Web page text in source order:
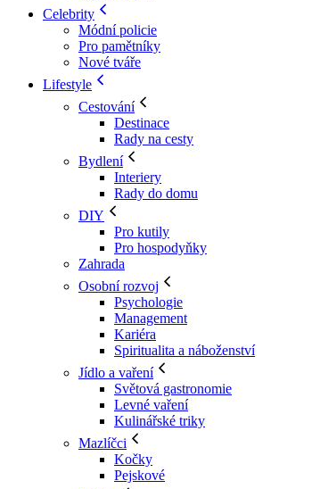
Celebrity
Módní policie
Pro pamětníky
Nové tváře
Lifestyle
Cestování
Destinace
Rady na cesty
Bydlení
Interiery
Rady do domu
DIY
Pro kutily
Pro hospodyňky
Zahrada
Osobní rozvoj
Psychologie
Management
Kariéra
Spiritualita a náboženství
Jídlo a vaření
Světová gastronomie
Levné vaření
Kulinářské triky
Mazlíčci
Kočky
Pejskové